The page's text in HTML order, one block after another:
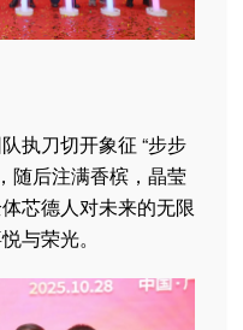
执刀切开象征 “步步
随后注满香槟，晶莹
芯德人对未来的无限
与荣光。